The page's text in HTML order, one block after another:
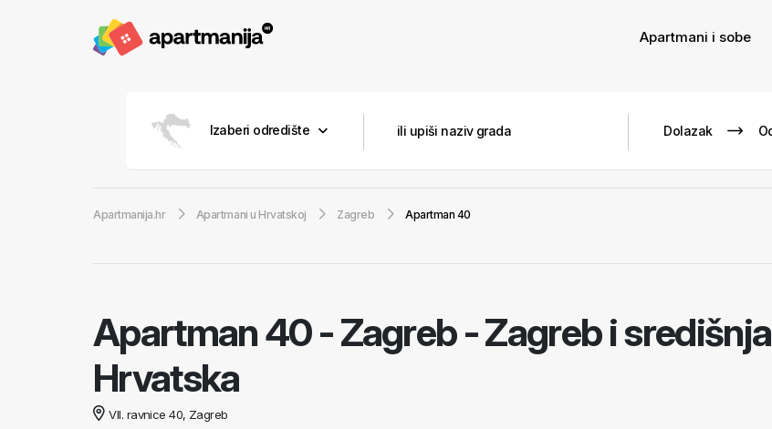
Apartmani i sobe
Izaberi odredište
Apartmanija.hr Apartmani u Hrvatskoj Zagreb Apartman 40
Apartman 40-Zagreb - Zagreb i središnja
Hrvatska
VII. ravnice 40, Zagreb